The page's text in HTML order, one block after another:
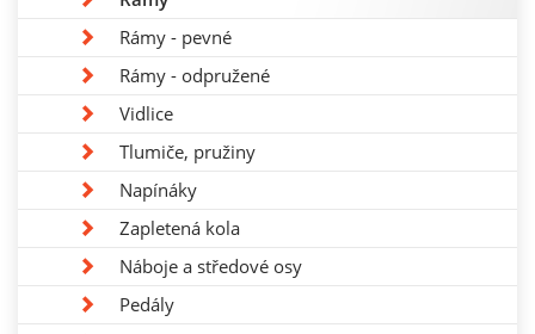
Rámy - pevné
Rámy - odpružené
Vidlice
Tlumiče, pružiny
Napínáky
Zapletená kola
Náboje a středové osy
Pedály